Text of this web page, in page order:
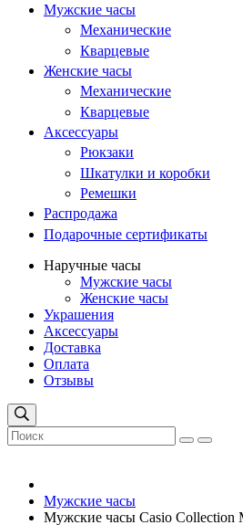
Мужские часы
Механические
Кварцевые
Женские часы
Механические
Кварцевые
Аксессуары
Рюкзаки
Шкатулки и коробки
Ремешки
Распродажа
Подарочные сертификаты
Наручные часы
Мужские часы
Женские часы
Украшения
Аксессуары
Доставка
Оплата
Отзывы
Мужские часы
Мужские часы Casio Collection